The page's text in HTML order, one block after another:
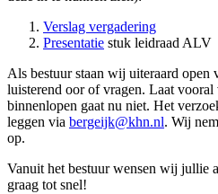
Verslag vergadering
Presentatie stuk leidraad ALV
Als bestuur staan wij uiteraard open
luisterend oor of vragen. Laat
binnenlopen gaat nu niet. Het
leggen via bergeijk@khn.nl. Wij
op.
Vanuit het bestuur wensen wij jullie
graag tot snel!